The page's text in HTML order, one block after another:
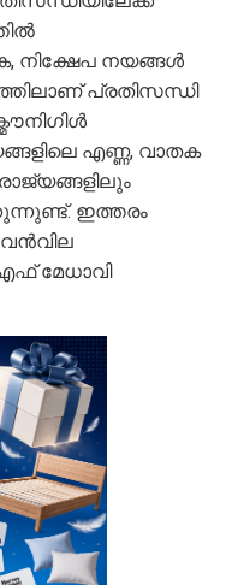
നിക്ഷേപ നയങ്ങള്‍
പ്രതിസന്ധി
എണ്ണ, വാതക
ഇത്തരം
വന്‍വില
മേധാവി